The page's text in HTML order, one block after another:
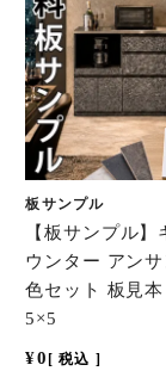
板サンプル
【板サンプル】
ウンター アン
色セット 板見
5×5
¥0 税込